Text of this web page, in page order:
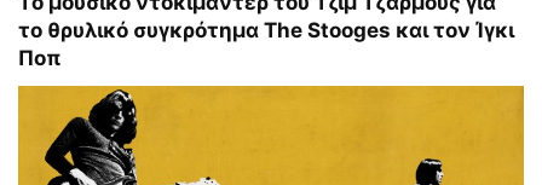
το θρυλικό συγκρότημα The Stooges και τον Ίγκι
Ποπ